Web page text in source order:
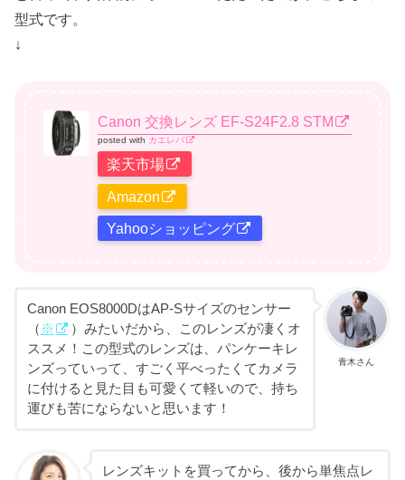
型式です。
↓
Canon 交換レンズ EF-S24F2.8 STM
posted with カエレバ
楽天市場
Amazon
Yahooショッピング
青木さん
Canon EOS8000DはAP-Sサイズのセンサー
（ ※
）みたいだから、このレンズが凄くオ
ススメ！この型式のレンズは、パンケーキレ
ンズっていって、すごく平べったくてカメラ
に付けると見た目も可愛くて軽いので、持ち
運びも苦にならないと思います！
レンズキットを買ってから、後から単焦点レ